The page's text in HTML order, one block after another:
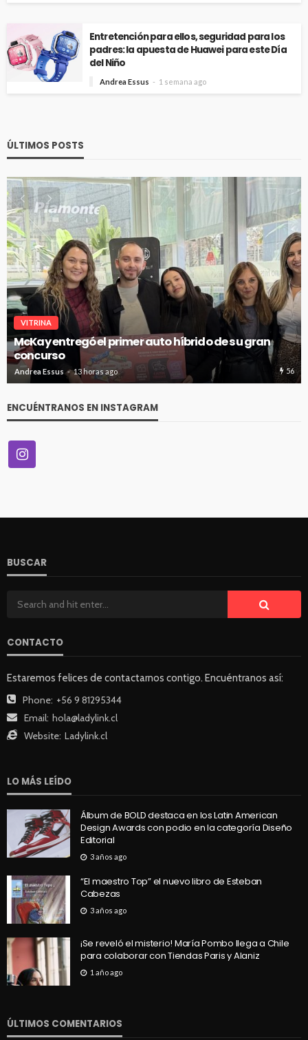
Entretención para ellos, seguridad para los
padres: la apuesta de Huawei para este Día
del Niño
Andrea Essus 1 semana ago
ÚLTIMOS POSTS
VITRINA
McKay entregó el primer auto híbrido de su gran
concurso
Andrea Essus 13 horas ago 56
ENCUÉNTRANOS EN INSTAGRAM
BUSCAR
CONTACTO
Estaremos felices de contactarnos contigo. Encuéntranos así:
Phone: +56 9 81295344
Email: hola@ladylink.cl
Website: Ladylink.cl
LO MÁS LEÍDO
Álbum de BOLD destaca en los Latin American
Design Awards con podio en la categoría Diseño
Editorial
3 años ago
“El maestro Top” el nuevo libro de Esteban
Cabezas
3 años ago
¡Se reveló el misterio! María Pombo llega a Chile
para colaborar con Tiendas Paris y Alaniz
1 año ago
ÚLTIMOS COMENTARIOS